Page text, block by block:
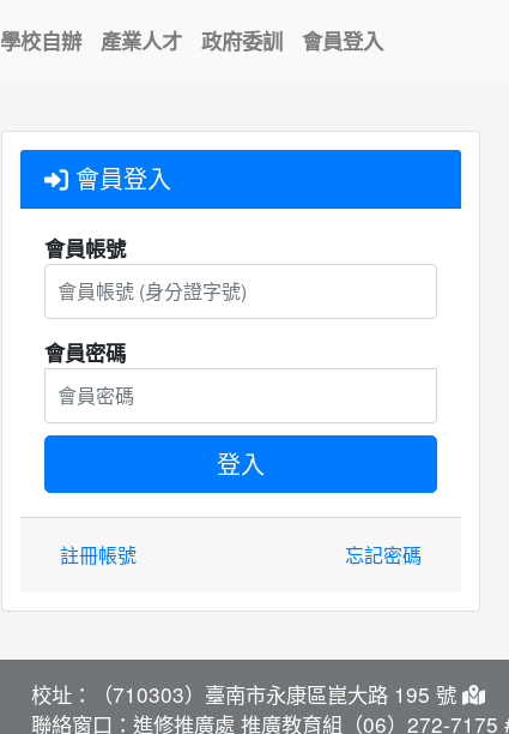
學校自辦 產業人才 政府委訓 會員登入
會員登入
會員帳號
會員密碼
註冊帳號 忘記密碼
校址：（710303）臺南市永康區崑大路 195 號
聯絡窗口：進修推廣處 推廣教育組（06）272-7175